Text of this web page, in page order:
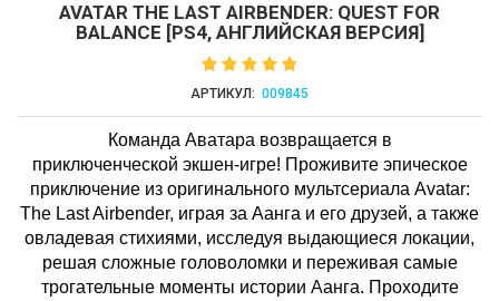
AVATAR THE LAST AIRBENDER: QUEST FOR
BALANCE [PS4, АНГЛИЙСКАЯ ВЕРСИЯ]
АРТИКУЛ: 009845
Команда Аватара возвращается в
приключенческой экшен-игре! Проживите эпическое
приключение из оригинального мультсериала Avatar:
The Last Airbender, играя за Аанга и его друзей, а также
овладевая стихиями, исследуя выдающиеся локации,
решая сложные головоломки и переживая самые
трогательные моменты истории Аанга. Проходите